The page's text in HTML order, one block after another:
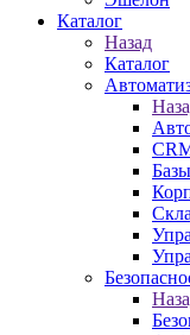
Каталог
Назад
Каталог